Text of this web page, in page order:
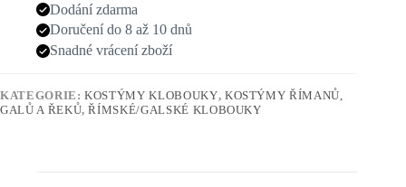
Dodání zdarma
Doručení do 8 až 10 dnů
Snadné vrácení zboží
KATEGORIE:KOSTÝMY KLOBOUKY, KOSTÝMY ŘÍMANŮ,
GALŮ A ŘEKŮ,ŘÍMSKÉ/GALSKÉ KLOBOUKY